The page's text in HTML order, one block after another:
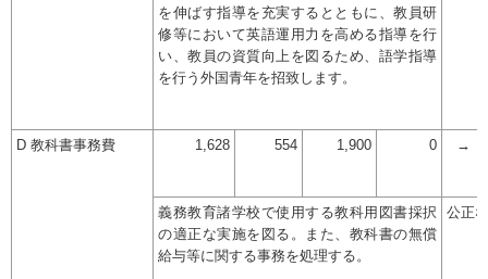
を伸ばす指導を充実するとともに、教員研
修等において英語運用力を高める指導を行
い、教員の資質向上を図るため、語学指導
を行う外国青年を招致します。
D 教科書事務費 1,628 554 1,900 0 →
義務教育諸学校で使用する教科用図書採択
の適正な実施を図る。また、教科書の無償
給与等に関する事務を処理する。
公正